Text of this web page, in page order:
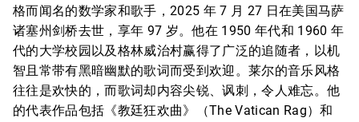
格而闻名的数学家和歌手，2025 年 7 月 27 日在美国马萨
诸塞州剑桥去世，享年 97 岁。他在 1950 年代和 1960 年
代的大学校园以及格林威治村赢得了广泛的追随者，以机
智且常带有黑暗幽默的歌词而受到欢迎。莱尔的音乐风格
往往是欢快的，而歌词却内容尖锐、讽刺，令人难忘。他
的代表作品包括《教廷狂欢曲》（The Vatican Rag）和